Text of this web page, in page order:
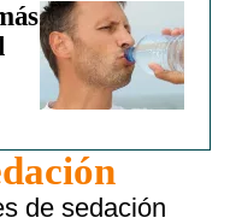
de sedación